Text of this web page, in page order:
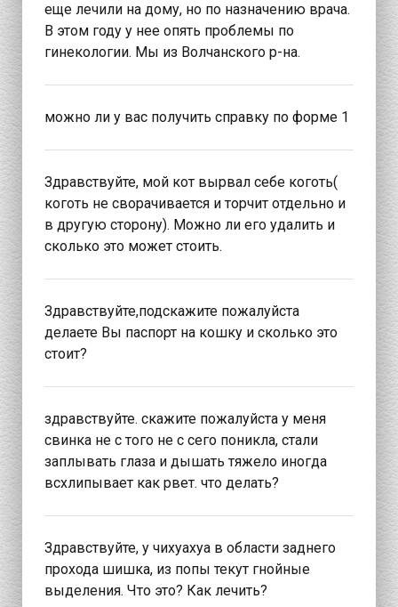
еще лечили на дому, но по назначению врача.
В этом году у нее опять проблемы по
гинекологии. Мы из Волчанского р-на.
можно ли у вас получить справку по форме 1
Здравствуйте, мой кот вырвал себе коготь(
коготь не сворачивается и торчит отдельно и
в другую сторону). Можно ли его удалить и
сколько это может стоить.
Здравствуйте,подскажите пожалуйста
делаете Вы паспорт на кошку и сколько это
стоит?
здравствуйте. скажите пожалуйста у меня
свинка не с того не с сего поникла, стали
заплывать глаза и дышать тяжело иногда
всхлипывает как рвет. что делать?
Здравствуйте, у чихуахуа в области заднего
прохода шишка, из попы текут гнойные
выделения. Что это? Как лечить?